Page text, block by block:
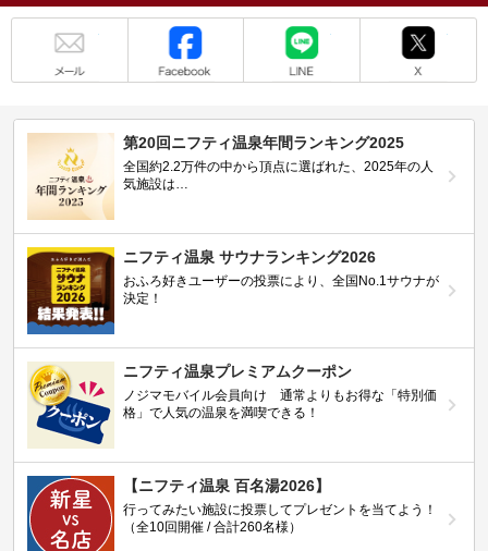
第20回ニフティ温泉年間ランキング2025
全国約2.2万件の中から頂点に選ばれた、2025年の人
気施設は…
ニフティ温泉 サウナランキング2026
おふろ好きユーザーの投票により、全国No.1サウナが
決定！
ニフティ温泉プレミアムクーポン
ノジマモバイル会員向け 通常よりもお得な「特別価
格」で人気の温泉を満喫できる！
【ニフティ温泉 百名湯2026】
行ってみたい施設に投票してプレゼントを当てよう！
（全10回開催 / 合計260名様）